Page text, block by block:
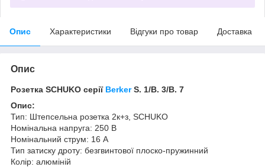
Опис Характеристики Відгуки про товар Доставка
Опис
Розетка SCHUKO серії BerkerS. 1/B. 3/B. 7
Опис:
Тип: Штепсельна розетка 2к+з, SCHUKO
Номінальна напруга: 250 В
Номінальний струм: 16 А
Тип затиску дроту: безгвинтової плоско-пружинний
Колір: алюміній